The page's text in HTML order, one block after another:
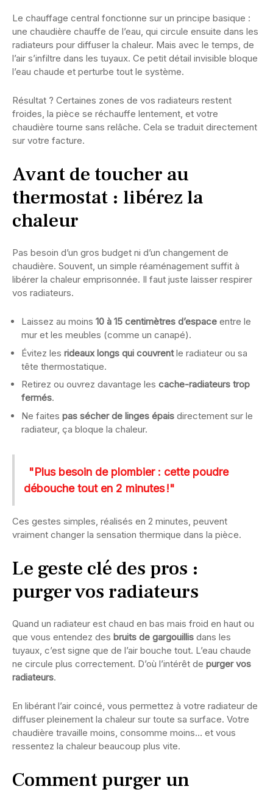
Le chauffage central fonctionne sur un principe basique :
une chaudière chauffe de l’eau, qui circule ensuite dans les
radiateurs pour diffuser la chaleur. Mais avec le temps, de
l’air s’infiltre dans les tuyaux. Ce petit détail invisible bloque
l’eau chaude et perturbe tout le système.
Résultat ? Certaines zones de vos radiateurs restent
froides, la pièce se réchauffe lentement, et votre
chaudière tourne sans relâche. Cela se traduit directement
sur votre facture.
Avant de toucher au
thermostat : libérez la
chaleur
Pas besoin d’un gros budget ni d’un changement de
chaudière. Souvent, un simple réaménagement suffit à
libérer la chaleur emprisonnée. Il faut juste laisser respirer
vos radiateurs.
Laissez au moins 10 à 15 centimètres d’espace entre le
mur et les meubles (comme un canapé).
Évitez les rideaux longs qui couvrentle radiateur ou sa
tête thermostatique.
Retirez ou ouvrez davantage les cache-radiateurs trop
fermés.
Ne faites pas sécher de linges épais directement sur le
radiateur, ça bloque la chaleur.
"Plus besoin de plombier : cette poudre
débouche tout en 2 minutes !"
Ces gestes simples, réalisés en 2 minutes, peuvent
vraiment changer la sensation thermique dans la pièce.
Le geste clé des pros :
purger vos radiateurs
Quand un radiateur est chaud en bas mais froid en haut ou
que vous entendez des bruits de gargouillis dans les
tuyaux, c’est signe que de l’air bouche tout. L’eau chaude
ne circule plus correctement. D’où l’intérêt de purger vos
radiateurs.
En libérant l’air coincé, vous permettez à votre radiateur de
diffuser pleinement la chaleur sur toute sa surface. Votre
chaudière travaille moins, consomme moins… et vous
ressentez la chaleur beaucoup plus vite.
Comment purger un